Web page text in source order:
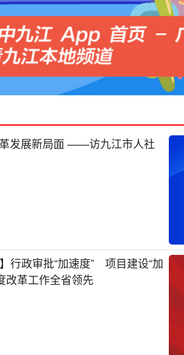
发展新局面 ——访九江市人社
行政审批“加速度” 项目建设“加
革工作全省领先